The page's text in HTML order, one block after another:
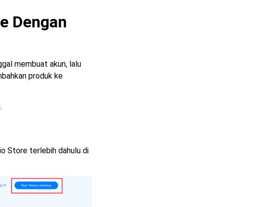
Dengan
membuat akun, lalu
produk ke
Store terlebih dahulu di